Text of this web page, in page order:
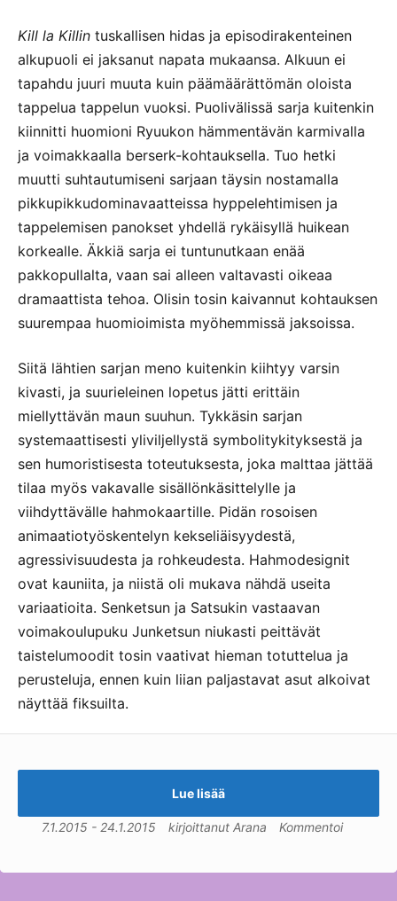
Kill la Killin tuskallisen hidas ja episodirakenteinen
alkupuoli ei jaksanut napata mukaansa. Alkuun ei
tapahdu juuri muuta kuin päämäärättömän oloista
tappelua tappelun vuoksi. Puolivälissä sarja kuitenkin
kiinnitti huomioni Ryuukon hämmentävän karmivalla
ja voimakkaalla berserk-kohtauksella. Tuo hetki
muutti suhtautumiseni sarjaan täysin nostamalla
pikkupikkudominavaatteissa hyppelehtimisen ja
tappelemisen panokset yhdellä rykäisyllä huikean
korkealle. Äkkiä sarja ei tuntunutkaan enää
pakkopullalta, vaan sai alleen valtavasti oikeaa
dramaattista tehoa. Olisin tosin kaivannut kohtauksen
suurempaa huomioimista myöhemmissä jaksoissa.
Siitä lähtien sarjan meno kuitenkin kiihtyy varsin
kivasti, ja suurieleinen lopetus jätti erittäin
miellyttävän maun suuhun. Tykkäsin sarjan
systemaattisesti yliviljellystä symbolitykityksestä ja
sen humoristisesta toteutuksesta, joka malttaa jättää
tilaa myös vakavalle sisällönkäsittelylle ja
viihdyttävälle hahmokaartille. Pidän rosoisen
animaatiotyöskentelyn kekseliäisyydestä,
agressivisuudesta ja rohkeudesta. Hahmodesignit
ovat kauniita, ja niistä oli mukava nähdä useita
variaatioita. Senketsun ja Satsukin vastaavan
voimakoulupuku Junketsun niukasti peittävät
taistelumoodit tosin vaativat hieman totuttelua ja
perusteluja, ennen kuin liian paljastavat asut alkoivat
näyttää fiksuilta.
Lue lisää
7.1.2015 - 24.1.2015 kirjoittanut Arana Kommentoi